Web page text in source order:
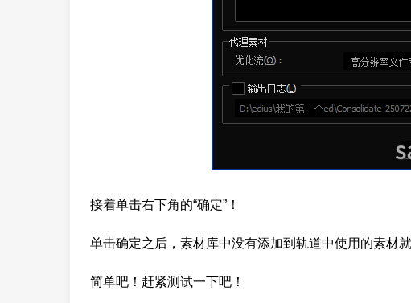
接着单击右下角的“确定”！
单击确定之后，素材库中没有添加到轨道中使用的素材
简单吧！赶紧测试一下吧！